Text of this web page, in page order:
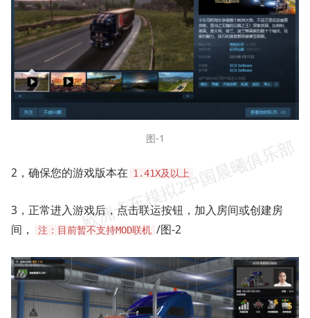
图-1
2，确保您的游戏版本在 1.41X及以上
3，正常进入游戏后，点击联运按钮，加入房间或创建房
间，
注：目前暂不支持MOD联机 /图-2